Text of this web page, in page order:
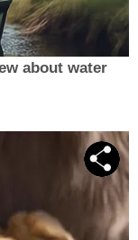
about water